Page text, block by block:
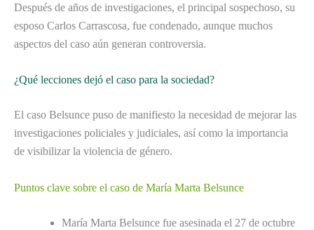
Después de años de investigaciones, el principal sospechoso, su
esposo Carlos Carrascosa, fue condenado, aunque muchos
aspectos del caso aún generan controversia.
¿Qué lecciones dejó el caso para la sociedad?
El caso Belsunce puso de manifiesto la necesidad de mejorar las
investigaciones policiales y judiciales, así como la importancia
de visibilizar la violencia de género.
Puntos clave sobre el caso de María Marta Belsunce
María Marta Belsunce fue asesinada el 27 de octubre